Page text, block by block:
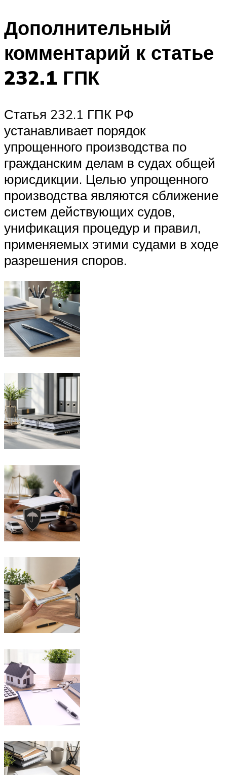
Дополнительный
комментарий к статье
232.1 ГПК
Статья 232.1 ГПК РФ
устанавливает порядок
упрощенного производства по
гражданским делам в судах общей
юрисдикции. Целью упрощенного
производства являются сближение
систем действующих судов,
унификация процедур и правил,
применяемых этими судами в ходе
разрешения споров.